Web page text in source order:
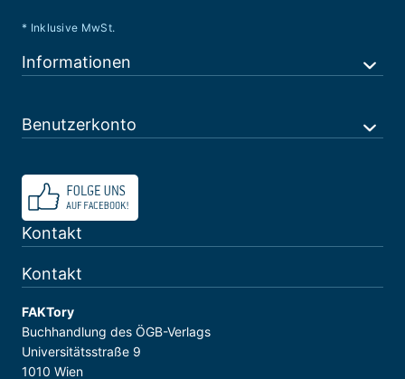
* Inklusive MwSt.
Informationen
Benutzerkonto
Kontakt
Kontakt
FAKTory
Buchhandlung des ÖGB-Verlags
Universitätsstraße 9
1010 Wien